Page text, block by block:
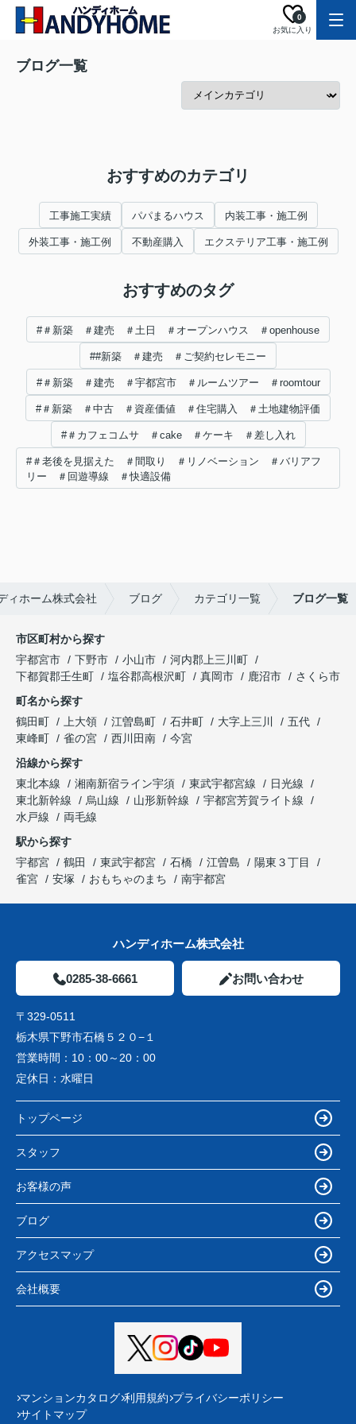
お気に入り
0
ブログ一覧
おすすめのカテゴリ
工事施工実績 パパまるハウス 内装工事・施工例
外装工事・施工例 不動産購入 エクステリア工事・施工例
おすすめのタグ
#＃新築 ＃建売 ＃土日 ＃オープンハウス ＃openhouse
##新築 ＃建売 ＃ご契約セレモニー
#＃新築 ＃建売 ＃宇都宮市 ＃ルームツアー ＃roomtour
#＃新築 ＃中古 ＃資産価値 ＃住宅購入 ＃土地建物評価
#＃カフェコムサ ＃cake ＃ケーキ ＃差し入れ
#＃老後を見据えた ＃間取り ＃リノベーション ＃バリアフ
リー ＃回遊導線 ＃快適設備
ィホーム株式会社 ブログ カテゴリ一覧 ブログ一覧
市区町村から探す
宇都宮市
下野市 小山市
河内郡上三川町
下都賀郡壬生町
塩谷郡高根沢町 真岡市 鹿沼市
さくら市
町名から探す
鶴田町
上大領 江曽島町 石井町 大字上三川
五代
東峰町
雀の宮 西川田南
今宮
沿線から探す
東北本線
湘南新宿ライン宇須 東武宇都宮線
日光線
東北新幹線
烏山線 山形新幹線
宇都宮芳賀ライト線
水戸線
両毛線
駅から探す
宇都宮
鶴田 東武宇都宮 石橋 江曽島
陽東３丁目
雀宮
安塚 おもちゃのまち 南宇都宮
ハンディホーム株式会社
0285-38-6661 お問い合わせ
〒329-0511
栃木県下野市石橋５２０−１
営業時間： 10：00～20：00
定休日： 水曜日
トップページ
スタッフ
お客様の声
ブログ
アクセスマップ
会社概要
マンションカタログ 利用規約 プライバシーポリシー
サイトマップ